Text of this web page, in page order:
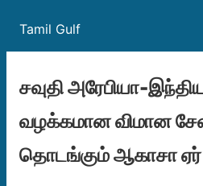
Tamil Gulf
சவுதி அரேபியா-
வழக்கமான விமான
தொடங்கும் ஆகாசா ஏர்